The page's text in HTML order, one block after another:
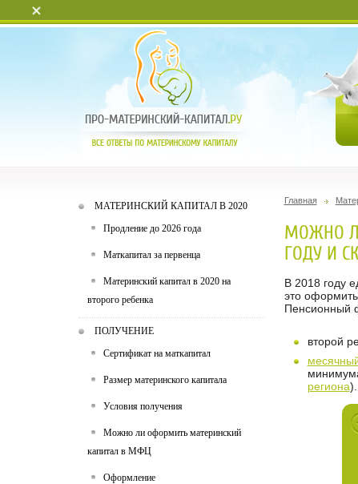
МАТЕРИНСКИЙ КАПИТАЛ В 2020
Продление до 2026 года
Маткапитал за первенца
Материнский капитал в 2020 на
второго ребенка
ПОЛУЧЕНИЕ
Сертификат на маткапитал
Размер материнского капитала
Условия получения
Можно ли оформить материнский
капитал в МФЦ
Оформление
Главная
МОЖНО
ГОДУ И
В 2018 году
это оформить
Пенсионный
второй
региона).
+